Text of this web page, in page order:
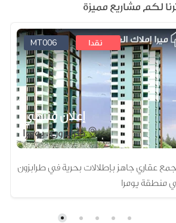
لكم مشاريع مميزة
MT006 نقدا
إعلان منتهي
طرابزون ، يومرا
عقاري جاهز بإطلالات بحرية في طرابزون
منطقة يومرا